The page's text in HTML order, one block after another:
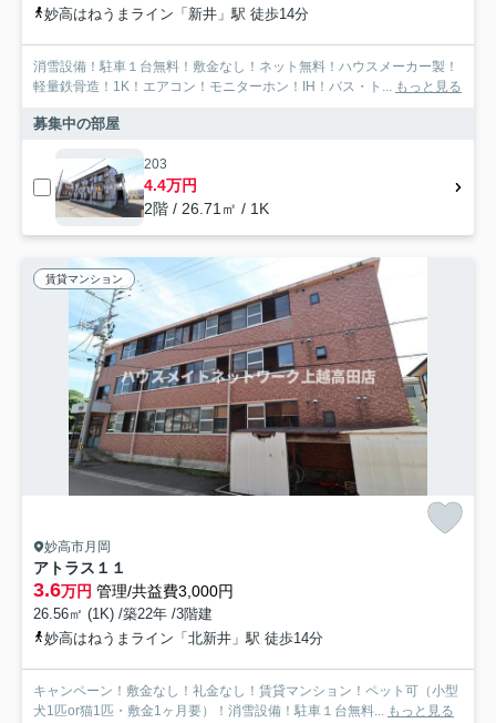
妙高はねうまライン「新井」駅 徒歩14分
消雪設備！駐車１台無料！敷金なし！ネット無料！ハウスメーカー製！
軽量鉄骨造！1K！エアコン！モニターホン！IH！バス・ト... もっと見る
募集中の部屋
203
4.4万円
2階 / 26.71㎡ / 1K
賃貸マンション
妙高市月岡
アトラス１１
3.6万円 管理/共益費3,000円
26.56㎡ (1K) /築22年 /3階建
妙高はねうまライン「北新井」駅 徒歩14分
キャンペーン！敷金なし！礼金なし！賃貸マンション！ペット可（小型
犬1匹or猫1匹・敷金1ヶ月要）！消雪設備！駐車１台無料... もっと見る